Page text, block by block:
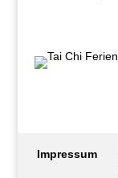
Impressum